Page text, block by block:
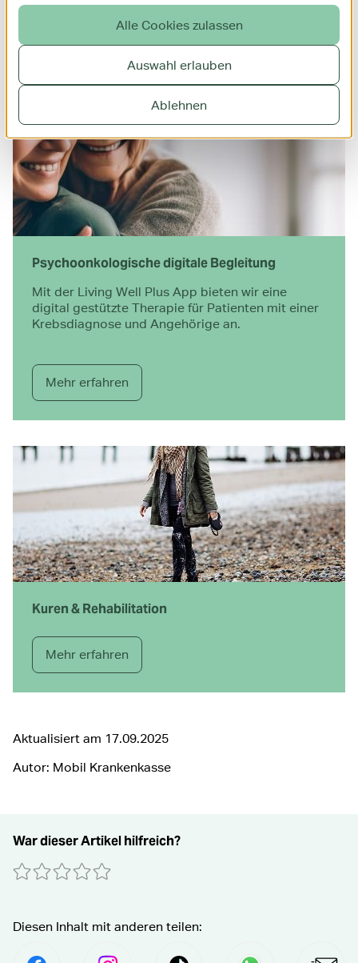
Alle Cookies zulassen
Auswahl erlauben
Ablehnen
Weitere Leistungen für Sie
Psychoonkologische digitale Begleitung
Mit der Living Well Plus App bieten wir eine
digital gestützte Therapie für Patienten mit einer
Krebsdiagnose und Angehörige an.
Mehr erfahren
Kuren & Rehabilitation
Mehr erfahren
Aktualisiert am 17.09.2025
Autor: Mobil Krankenkasse
War dieser Artikel hilfreich?
0 Sterne
1 Stern2 Sterne
3 Sterne
4 Sterne5 Sterne
Absenden
Diesen Inhalt mit anderen teilen: